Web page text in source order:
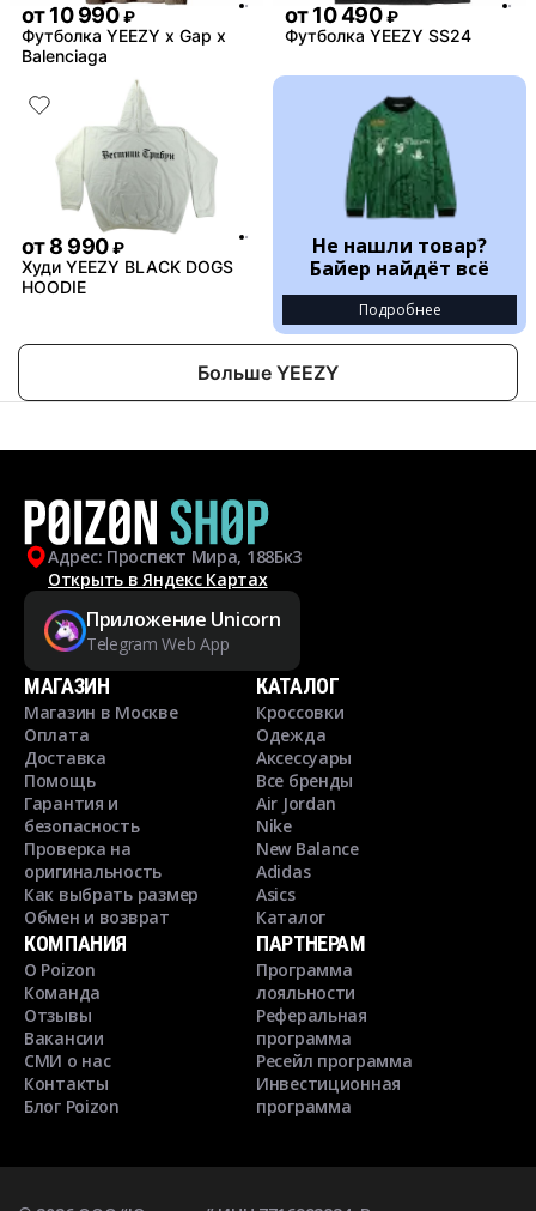
от10 990 ₽
Футболка YEEZY x Gap x
Balenciaga
от10 490 ₽
Футболка YEEZY SS24
от8 990 ₽
Худи YEEZY BLACK DOGS
HOODIE
Не нашли товар?
Байер найдёт всё
Подробнее
Больше YEEZY
Адрес: Проспект Мира, 188Бк3
Открыть в Яндекс Картах
Приложение Unicorn
Telegram Web App
МАГАЗИН
Магазин в Москве
Оплата
Доставка
Помощь
Гарантия и
безопасность
Проверка на
оригинальность
Как выбрать размер
Обмен и возврат
КАТАЛОГ
Кроссовки
Одежда
Аксессуары
Все бренды
Air Jordan
Nike
New Balance
Adidas
Asics
Каталог
КОМПАНИЯ
О Poizon
Команда
Отзывы
Вакансии
СМИ о нас
Контакты
Блог Poizon
ПАРТНЕРАМ
Программа
лояльности
Реферальная
программа
Ресейл программа
Инвестиционная
программа